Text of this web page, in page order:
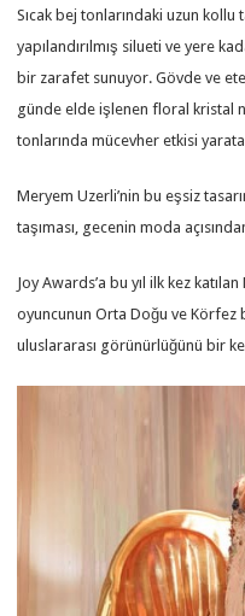
Sıcak bej tonlarındaki uzun kollu
yapılandırılmış silueti ve yere
bir zarafet sunuyor. Gövde ve
günde elde işlenen floral kristal
tonlarında mücevher etkisi
Meryem Uzerli’nin bu eşsiz
taşıması, gecenin moda
Joy Awards’a bu yıl ilk kez
oyuncunun Orta Doğu ve
uluslararası görünürlüğünü bir